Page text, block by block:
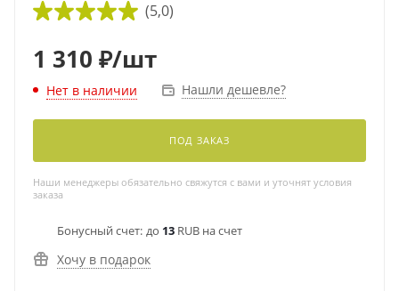
(5,0)
1 310 ₽/шт
Нет в наличии Нашли дешевле?
ПОД ЗАКАЗ
Наши менеджеры обязательно свяжутся с вами и уточнят условия
заказа
Бонусный счет: до 13 RUB на счет
Хочу в подарок